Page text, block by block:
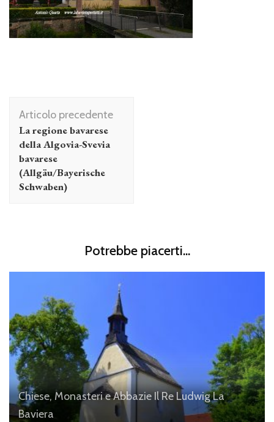
Navigazione
articolo
Articolo precedente
La regione bavarese
della Algovia-Svevia
bavarese
(Allgäu/Bayerische
Schwaben)
Potrebbe piacerti...
Chiese, Monasteri e Abbazie Il Re LudwigLa
Baviera